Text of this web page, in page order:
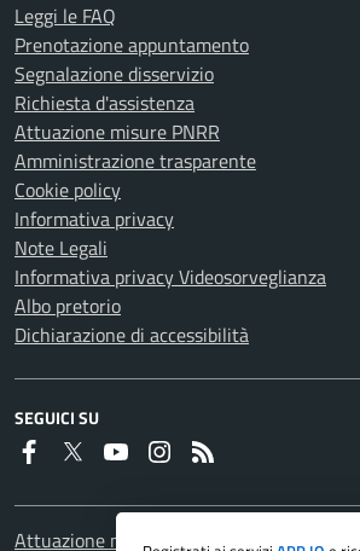
Leggi le FAQ
Prenotazione appuntamento
Segnalazione disservizio
Richiesta d'assistenza
Attuazione misure PNRR
Amministrazione trasparente
Cookie policy
Informativa privacy
Note Legali
Informativa privacy Videosorveglianza
Albo pretorio
Dichiarazione di accessibilità
SEGUICI SU
Faceboook
Twitter YoutubeInstagram
Attuazione misure PNRR